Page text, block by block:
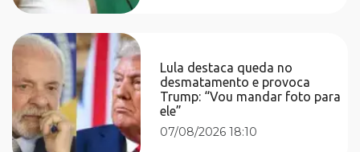
Lula destaca queda no
desmatamento e provoca
Trump: “Vou mandar foto para
ele”
07/08/2026 18:10